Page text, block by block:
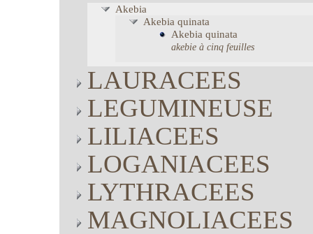
Akebia
Akebia quinata
Akebia quinata
akebie à cinq feuilles
LAURACEES
LEGUMINEUSE
LILIACEES
LOGANIACEES
LYTHRACEES
MAGNOLIACEES